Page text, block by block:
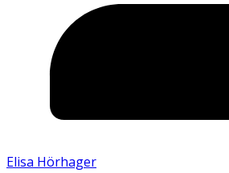
Elisa Hörhager